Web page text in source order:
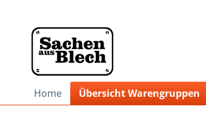
Home Übersicht Warengruppen